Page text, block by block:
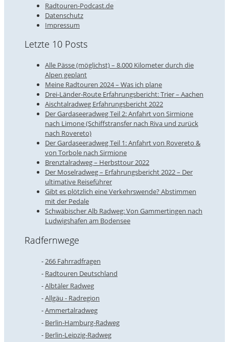
Radtouren-Podcast.de
Datenschutz
Impressum
Letzte 10 Posts
Alle Pässe (möglichst) – 8.000 Kilometer durch die
Alpen geplant
Meine Radtouren 2024 – Was ich plane
Drei-Länder-Route Erfahrungsbericht: Trier – Aachen
Aischtalradweg Erfahrungsbericht 2022
Der Gardaseeradweg Teil 2: Anfahrt von Sirmione
nach Limone (Schiffstransfer nach Riva und zurück
nach Rovereto)
Der Gardaseeradweg Teil 1: Anfahrt von Rovereto &
von Torbole nach Sirmione
Brenztalradweg – Herbsttour 2022
Der Moselradweg – Erfahrungsbericht 2022 – Der
ultimative Reiseführer
Gibt es plötzlich eine Verkehrswende? Abstimmen
mit der Pedale
Schwäbischer Alb Radweg: Von Gammertingen nach
Ludwigshafen am Bodensee
Radfernwege
266 Fahrradfragen
Radtouren Deutschland
Albtäler Radweg
Allgäu - Radregion
Ammertalradweg
Berlin-Hamburg-Radweg
Berlin-Leipzig-Radweg